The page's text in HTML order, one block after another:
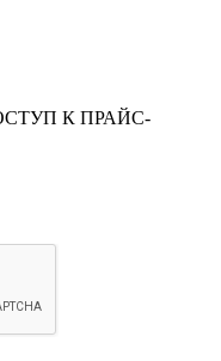
К ПРАЙС-